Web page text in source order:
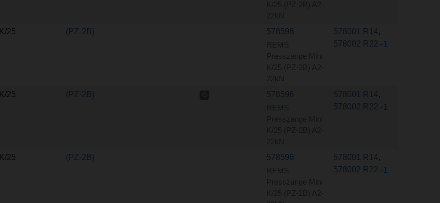
K/25 (PZ-2B) 578596 578001 R14,
578002 R22+1
K/25 (PZ-2B) 578596 578001 R14,
578002 R22+1
K/25 (PZ-2B) 578596 578001 R14,
578002 R22+1